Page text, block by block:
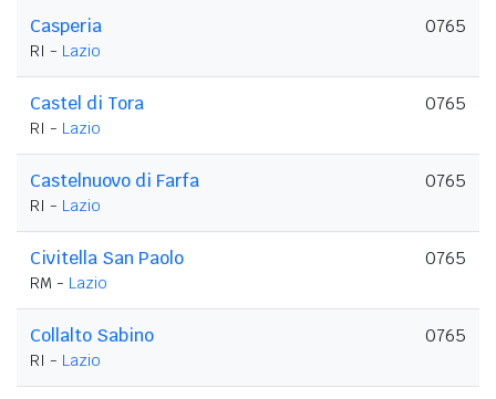
Casperia
RI - Lazio
0765
Castel di Tora
RI - Lazio
0765
Castelnuovo di Farfa
RI - Lazio
0765
Civitella San Paolo
RM - Lazio
0765
Collalto Sabino
RI - Lazio
0765